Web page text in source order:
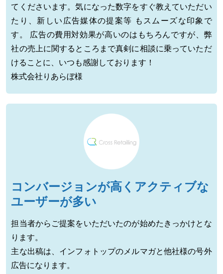
てくださいます。気になった数字をすぐ教えていただい
たり、新しい広告媒体の提案等 もスムーズな印象で
す。 広告の費用対効果が高いのはもちろんですが、弊
社の売上に関するところまで真剣に相談に乗っていただ
けることに、いつも感謝しております！
株式会社りあらぼ様
コンバージョンが高くアクティブな
ユーザーが多い
担当者からご提案をいただいたのが始めたきっかけとな
ります。
主な出稿は、インフォトップのメルマガと他社様の号外
広告になります。